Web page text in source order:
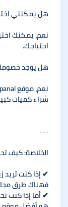
هل يمكنني
نعم، يمكنك
احتياجك.
هل يوجد
شراء كميات
---
الخلاصة: كيف
✔ إذا كنت تريد
فهناك طرق